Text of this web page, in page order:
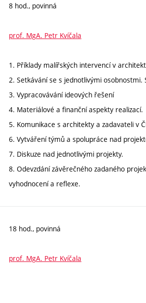
8 hod., povinná
prof. MgA. Petr Kvíčala
1. Příklady malířských intervencí v
2. Setkávání se s jednotlivými
3. Vypracovávání ideových řešení
4. Materiálové a finanční aspekty realizací.
5. Komunikace s architekty a zadavateli v
6. Vytváření týmů a spolupráce nad
7. Diskuze nad jednotlivými projekty.
8. Odevzdání závěrečného zadaného
vyhodnocení a reflexe.
18 hod., povinná
prof. MgA. Petr Kvíčala